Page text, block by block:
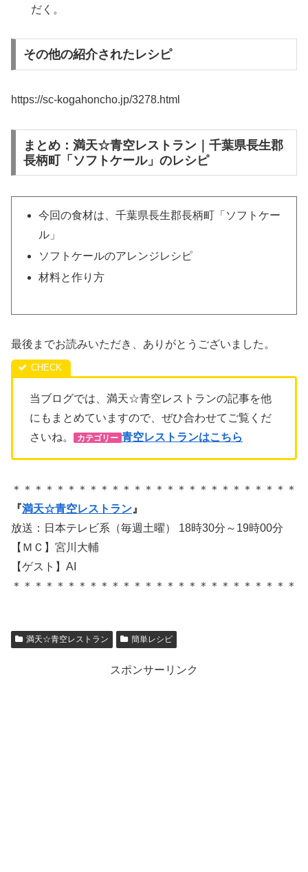
だく。
その他の紹介されたレシピ
https://sc-kogahoncho.jp/3278.html
まとめ：満天☆青空レストラン｜千葉県長生郡
長柄町「ソフトケール」のレシピ
今回の食材は、千葉県長生郡長柄町「ソフトケー
ル」
ソフトケールのアレンジレシピ
材料と作り方
最後までお読みいただき、ありがとうございました。
当ブログでは、満天☆青空レストランの記事を他
にもまとめていますので、ぜひ合わせてご覧くだ
さいね。
カテゴリー 青空レストランはこちら
＊＊＊＊＊＊＊＊＊＊＊＊＊＊＊＊＊＊＊＊＊＊＊＊＊＊
『満天☆青空レストラン 』
放送：日本テレビ系（毎週土曜） 18時30分～19時00分
【ＭＣ】宮川大輔
【ゲスト】AI
＊＊＊＊＊＊＊＊＊＊＊＊＊＊＊＊＊＊＊＊＊＊＊＊＊＊
満天☆青空レストラン 簡単レシピ
スポンサーリンク